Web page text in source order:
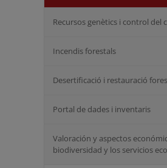
Recursos genètics i control del
Incendis forestals
Desertificació i restauració
Portal de dades i inventaris
Valoración y aspectos
biodiversidad y los servicios